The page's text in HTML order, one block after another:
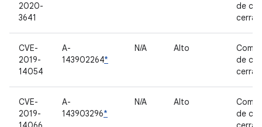
2020-
3641
de
CVE-
2019-
14054
A-
143902264*
N/A Alto
de
CVE-
2019-
A-
143903296*
N/A Alto
de